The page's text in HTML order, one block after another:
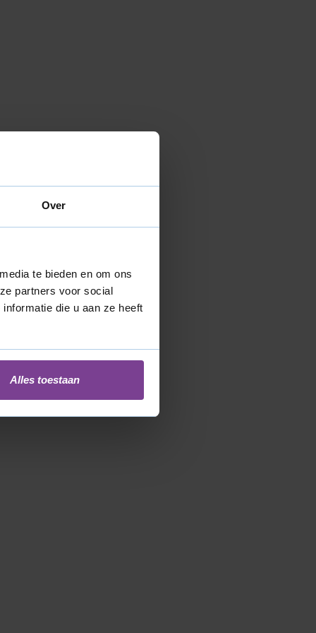
Over
te bieden en om ons
partners voor social
die u aan ze heeft
Alles toestaan